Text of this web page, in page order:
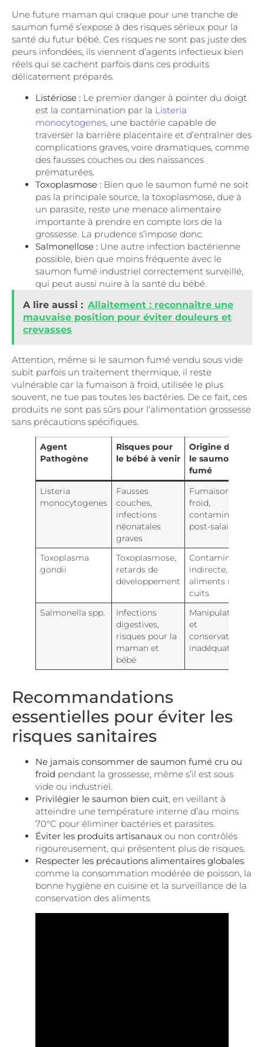
Une future maman qui craque pour une tranche de
saumon fumé s’expose à des risques sérieux pour la
santé du futur bébé. Ces risques ne sont pas juste des
peurs infondées, ils viennent d’agents infectieux bien
réels qui se cachent parfois dans ces produits
délicatement préparés.
Listériose : Le premier danger à pointer du doigt
est la contamination par la Listeria
monocytogenes , une bactérie capable de
traverser la barrière placentaire et d’entraîner des
complications graves, voire dramatiques, comme
des fausses couches ou des naissances
prématurées.
Toxoplasmose : Bien que le saumon fumé ne soit
pas la principale source, la toxoplasmose, due à
un parasite, reste une menace alimentaire
importante à prendre en compte lors de la
grossesse. La prudence s’impose donc.
Salmonellose : Une autre infection bactérienne
possible, bien que moins fréquente avec le
saumon fumé industriel correctement surveillé,
qui peut aussi nuire à la santé du bébé.
A lire aussi : Allaitement : reconnaître une
mauvaise position pour éviter douleurs et
crevasses
Attention, même si le saumon fumé vendu sous vide
subit parfois un traitement thermique, il reste
vulnérable car la fumaison à froid, utilisée le plus
souvent, ne tue pas toutes les bactéries. De ce fait, ces
produits ne sont pas sûrs pour l’alimentation grossesse
sans précautions spécifiques.
Agent
Pathogène
Risques pour
le bébé à venir
Origine dans
le saumon
fumé
Listeria
monocytogenes
Fausses
couches,
infections
néonatales
graves
Fumaison à
froid,
contamination
post-salaison
Toxoplasma
gondii
Toxoplasmose,
retards de
développement
Contamination
indirecte,
aliments mal
cuits
Salmonella spp.
Infections
digestives,
risques pour la
maman et
bébé
Manipulation
et
conservation
inadéquates
Recommandations
essentielles pour éviter les
risques sanitaires
Ne jamais consommer de saumon fumé cru ou
froid pendant la grossesse, même s’il est sous
vide ou industriel.
Privilégier le saumon bien cuit , en veillant à
atteindre une température interne d’au moins
70°C pour éliminer bactéries et parasites.
Éviter les produits artisanaux ou non contrôlés
rigoureusement, qui présentent plus de risques.
Respecter les précautions alimentaires globales
comme la consommation modérée de poisson, la
bonne hygiène en cuisine et la surveillance de la
conservation des aliments.